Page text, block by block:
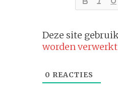
Deze site
worden verwerkt
0 REACTIES